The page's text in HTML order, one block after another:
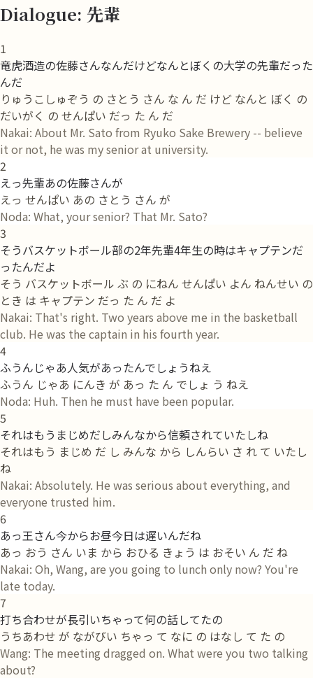
Dialogue: 先輩
1
竜虎酒造の佐藤さんなんだけどなんとぼくの大学の先輩だった
んだ
りゅうこしゅぞう の さとう さん な ん だ けど なんと ぼく の
だいがく の せんぱい だっ た ん だ
Nakai: About Mr. Sato from Ryuko Sake Brewery -- believe
it or not, he was my senior at university.
2
えっ先輩あの佐藤さんが
えっ せんぱい あの さとう さん が
Noda: What, your senior? That Mr. Sato?
3
そうバスケットボール部の2年先輩4年生の時はキャプテンだ
ったんだよ
そう バスケットボール ぶ の にねん せんぱい よん ねんせい の
とき は キャプテン だっ た ん だ よ
Nakai: That's right. Two years above me in the basketball
club. He was the captain in his fourth year.
4
ふうんじゃあ人気があったんでしょうねえ
ふうん じゃあ にんき が あっ た ん でしょ う ねえ
Noda: Huh. Then he must have been popular.
5
それはもうまじめだしみんなから信頼されていたしね
それはもう まじめ だ し みんな から しんらい さ れ て いたし
ね
Nakai: Absolutely. He was serious about everything, and
everyone trusted him.
6
あっ王さん今からお昼今日は遅いんだね
あっ おう さん いま から おひる きょう は おそい ん だ ね
Nakai: Oh, Wang, are you going to lunch only now? You're
late today.
7
打ち合わせが長引いちゃって何の話してたの
うちあわせ が ながびい ちゃっ て なに の はなし て た の
Wang: The meeting dragged on. What were you two talking
about?